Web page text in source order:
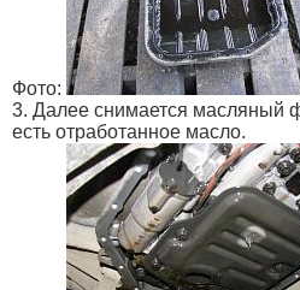
Фото:
3. Далее снимается масляный
есть отработанное масло.